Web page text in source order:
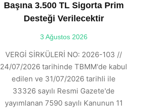
Başına 3.500 TL Sigorta Prim
Desteği Verilecektir
3 Ağustos 2026
VERGİ SİRKÜLERİ NO: 2026-103 //
24/07/2026 tarihinde TBMM'de kabul
edilen ve 31/07/2026 tarihli ile
33326 sayılı Resmi Gazete'de
yayımlanan 7590 sayılı Kanunun 11